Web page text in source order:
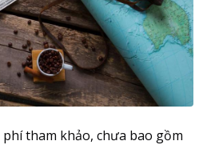
tham khảo, chưa bao gồm